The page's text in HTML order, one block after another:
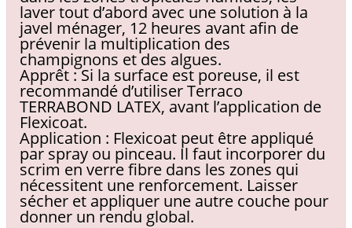
laver tout d’abord avec une solution à la
javel ménager, 12 heures avant afin de
prévenir la multiplication des
champignons et des algues.
Apprêt : Si la surface est poreuse, il est
recommandé d’utiliser Terraco
TERRABOND LATEX, avant l’application de
Flexicoat.
Application : Flexicoat peut être appliqué
par spray ou pinceau. Il faut incorporer du
scrim en verre fibre dans les zones qui
nécessitent une renforcement. Laisser
sécher et appliquer une autre couche pour
donner un rendu global.